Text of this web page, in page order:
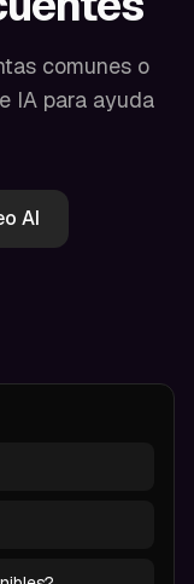
comunes o
IA para ayuda
AI